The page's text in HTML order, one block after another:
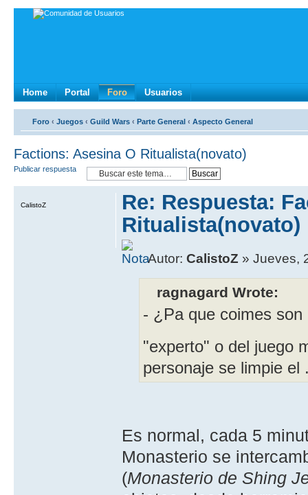
Home Portal Foro Usuarios
Foro ‹ Juegos ‹ Guild Wars ‹ Parte General ‹ Aspecto General
Factions: Asesina O Ritualista(novato)
Publicar respuesta
Re: Respuesta:
Ritualista(novato)
Autor:CalistoZ » Jueves,
ragnagard Wrote:
- ¿Pa que coimes
"experto" o del juego
personaje se limpie el
Es normal, cada 5
Monasterio se
(Monasterio de Shing
CalistoZ